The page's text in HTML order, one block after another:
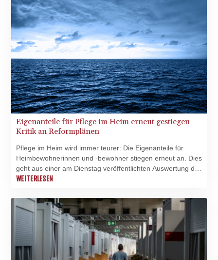
benachteiligen Regionen besonders häufig von Adipositas,
also extremem Übergewicht, betroffen.
Eigenanteile für Pflege im Heim erneut gestiegen -
Kritik an Reformplänen
Pflege im Heim wird immer teurer: Die Eigenanteile für
Heimbewohnerinnen und -bewohner stiegen erneut an. Dies
geht aus einer am Dienstag veröffentlichten Auswertung des
Verbandes der Ersatzkassen (vdek) hervor. Demnach
Aufenthaltsjahr im Heim durchschnittlich 3364 Euro pro
Monat aus eigener Tasche zahlen - 256 Euro mehr als im
WEITERLESEN